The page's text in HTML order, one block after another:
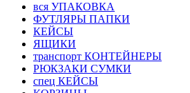
вся УПАКОВКА
ФУТЛЯРЫ ПАПКИ
КЕЙСЫ
ЯЩИКИ
транспорт КОНТЕЙНЕРЫ
РЮКЗАКИ СУМКИ
спец КЕЙСЫ